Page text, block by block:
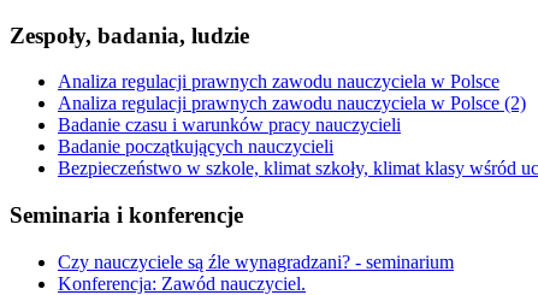
Zespoły, badania, ludzie
Analiza regulacji prawnych zawodu nauczyciela w Polsce
Analiza regulacji prawnych zawodu nauczyciela w Polsce (2)
Badanie czasu i warunków pracy nauczycieli
Badanie początkujących nauczycieli
Bezpieczeństwo w szkole, klimat szkoły, klimat klasy wśród
Seminaria i konferencje
Czy nauczyciele są źle wynagradzani? - seminarium
Konferencja: Zawód nauczyciel.